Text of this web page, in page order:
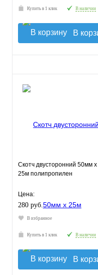
Купить в 1 клик В наличии
В
Скотч двусторонний 50мм х
25м полипропилен
Цена:
280 руб.
В избранное
Купить в 1 клик В наличии
В